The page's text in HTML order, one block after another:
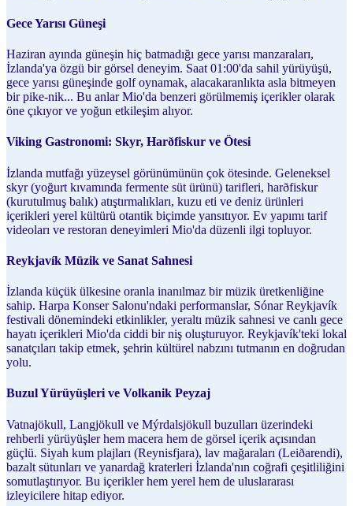
Gece Yarısı Güneşi
Haziran ayında güneşin hiç batmadığı gece yarısı manzaraları,
İzlanda'ya özgü bir görsel deneyim. Saat 01:00'da sahil yürüyüşü,
gece yarısı güneşinde golf oynamak, alacakaranlıkta asla bitmeyen
bir pike-nik... Bu anlar Mio'da benzeri görülmemiş içerikler olarak
öne çıkıyor ve yoğun etkileşim alıyor.
Viking Gastronomi: Skyr, Harðfiskur ve Ötesi
İzlanda mutfağı yüzeysel görünümünün çok ötesinde. Geleneksel
skyr (yoğurt kıvamında fermente süt ürünü) tarifleri, harðfiskur
(kurutulmuş balık) atıştırmalıkları, kuzu eti ve deniz ürünleri
içerikleri yerel kültürü otantik biçimde yansıtıyor. Ev yapımı tarif
videoları ve restoran deneyimleri Mio'da düzenli ilgi topluyor.
Reykjavík Müzik ve Sanat Sahnesi
İzlanda küçük ülkesine oranla inanılmaz bir müzik üretkenliğine
sahip. Harpa Konser Salonu'ndaki performanslar, Sónar Reykjavík
festivali dönemindeki etkinlikler, yeraltı müzik sahnesi ve canlı gece
hayatı içerikleri Mio'da ciddi bir niş oluşturuyor. Reykjavík'teki lokal
sanatçıları takip etmek, şehrin kültürel nabzını tutmanın en doğrudan
yolu.
Buzul Yürüyüşleri ve Volkanik Peyzaj
Vatnajökull, Langjökull ve Mýrdalsjökull buzulları üzerindeki
rehberli yürüyüşler hem macera hem de görsel içerik açısından
güçlü. Siyah kum plajları (Reynisfjara), lav mağaraları (Leiðarendi),
bazalt sütunları ve yanardağ kraterleri İzlanda'nın coğrafi çeşitliliğini
somutlaştırıyor. Bu içerikler hem yerel hem de uluslararası
izleyicilere hitap ediyor.